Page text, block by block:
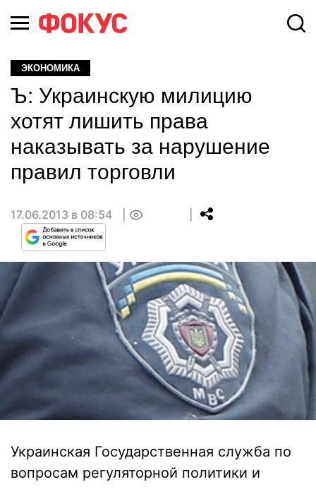
ЭКОНОМИКА
Ъ: Украинскую милицию
хотят лишить права
наказывать за нарушение
правил торговли
17.06.2013 в 08:54
Украинская Государственная служба по
вопросам регуляторной политики и